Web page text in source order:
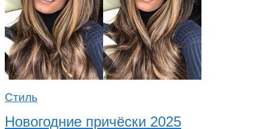
Стиль
Новогодние причёски 2025